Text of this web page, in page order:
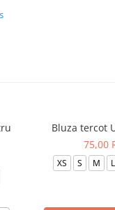
Bluza tercot
75,00
XS S M L